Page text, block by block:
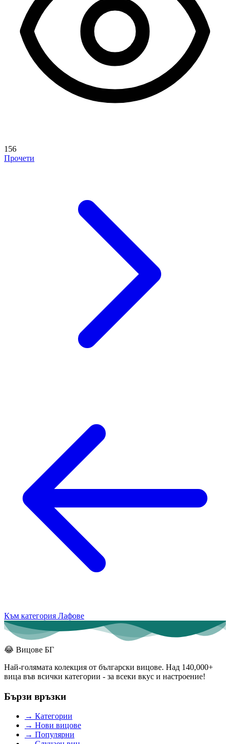
156
Прочети
Към категория Лафове
😂 Вицове БГ
Най-голямата колекция от български вицове. Над 140,000+
вица във всички категории - за всеки вкус и настроение!
Бързи връзки
→ Категории
→ Нови вицове
→ Популярни